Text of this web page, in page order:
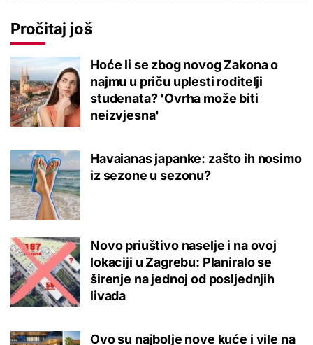
Pročitaj još
Hoće li se zbog novog Zakona o
najmu u priču uplesti roditelji
studenata? 'Ovrha može biti
neizvjesna'
Havaianas japanke: zašto ih nosimo
iz sezone u sezonu?
Novo priuštivo naselje i na ovoj
lokaciji u Zagrebu: Planiralo se
širenje na jednoj od posljednjih
livada
Ovo su najbolje nove kuće i vile na